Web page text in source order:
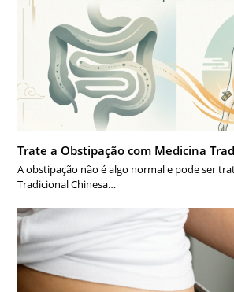
Trate a Obstipação com Medicina
A obstipação não é algo normal e pode ser
Tradicional Chinesa…